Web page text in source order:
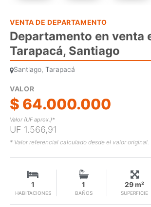
VENTA DE DEPARTAMENTO
Departamento en venta
Tarapacá, Santiago
Santiago, Tarapacá
VALOR
$ 64.000.000
Valor (UF aprox.)*
UF 1.566,91
* Valor referencial calculado desde el valor original.
HABITACIONES
1
BAÑOS
1
SUPERFICIE
29 m²